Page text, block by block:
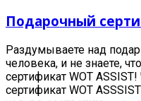
Подарочный
Раздумываете над
человека, и не знаете,
сертификат WOT
сертификат WOT